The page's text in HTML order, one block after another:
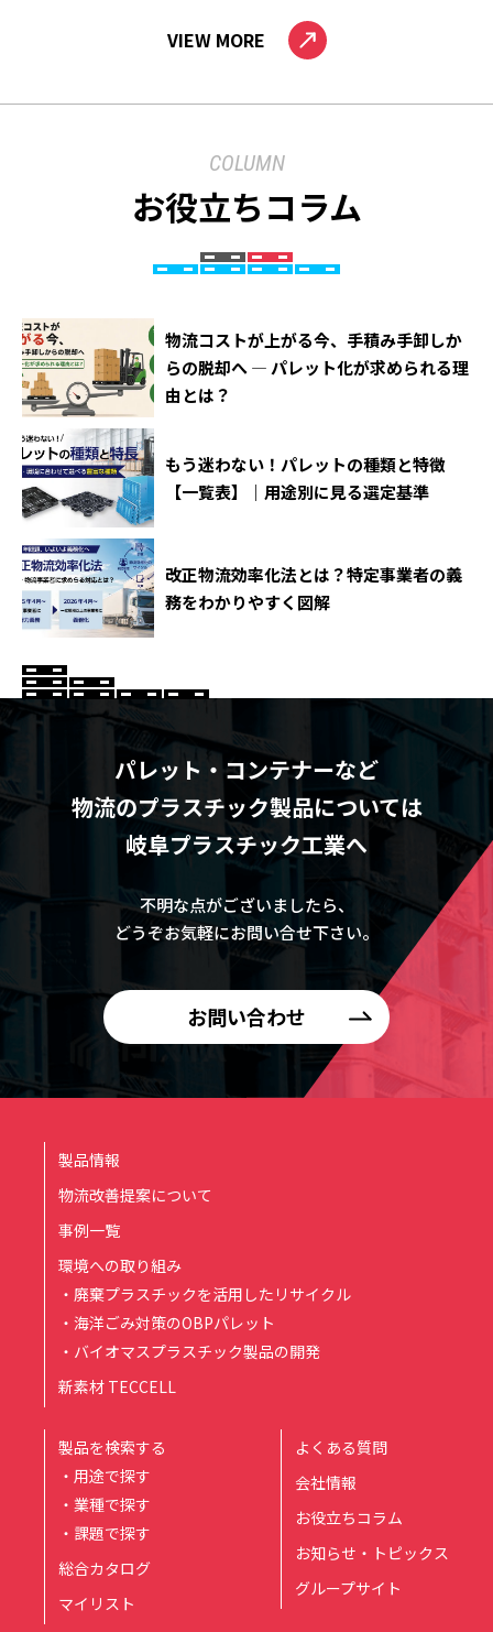
VIEW MORE
COLUMN
お役立ちコラム
物流コストが上がる今、手積み手卸しか
らの脱却へ ― パレット化が求められる理
由とは？
もう迷わない！パレットの種類と特徴
【一覧表】｜用途別に見る選定基準
改正物流効率化法とは？特定事業者の義
務をわかりやすく図解
パレット・コンテナーなど
物流のプラスチック製品については
岐阜プラスチック工業へ
不明な点がございましたら、
どうぞお気軽にお問い合せ下さい。
お問い合わせ
製品情報
物流改善提案について
事例一覧
環境への取り組み
・廃棄プラスチックを活用したリサイクル
・海洋ごみ対策のOBPパレット
・バイオマスプラスチック製品の開発
新素材 TECCELL
製品を検索する
・用途で探す
・業種で探す
・課題で探す
総合カタログ
マイリスト
よくある質問
会社情報
お役立ちコラム
お知らせ・トピックス
グループサイト